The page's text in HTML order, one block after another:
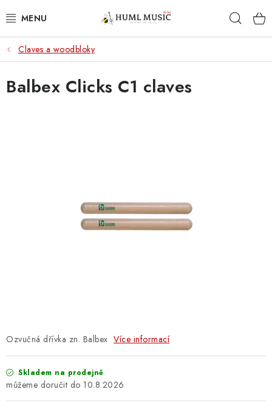
na
KYTARY
UKULELE
KONTAKTY
O E-SHOPU
OBCHODNÍ PODMÍNKY
Claves a woodbloky
Ozvučná dřívka zn. Balbex Více informací
Skladem na prodejně
10.8.2026
Balbex Clicks C1 claves